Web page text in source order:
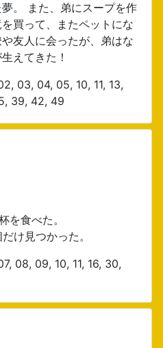
。 また、弟にスープを作
買って、またペットにな
友人に会ったが、弟はな
えてきた！
03, 04, 05, 10, 11, 13,
39, 42, 49
を食べた。
け見つかった。
08, 09, 10, 11, 16, 30,